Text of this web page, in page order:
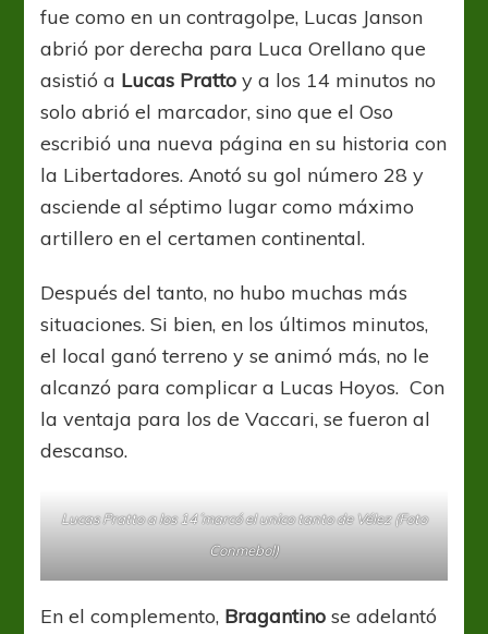
fue como en un contragolpe, Lucas Janson
abrió por derecha para Luca Orellano que
asistió a Lucas Pratto y a los 14 minutos no
solo abrió el marcador, sino que el Oso
escribió una nueva página en su historia con
la Libertadores. Anotó su gol número 28 y
asciende al séptimo lugar como máximo
artillero en el certamen continental.
Después del tanto, no hubo muchas más
situaciones. Si bien, en los últimos minutos,
el local ganó terreno y se animó más, no le
alcanzó para complicar a Lucas Hoyos. Con
la ventaja para los de Vaccari, se fueron al
descanso.
Lucas Pratto a los 14´marcó el unico tanto de Vélez (Foto
Conmebol)
En el complemento, Bragantino se adelantó